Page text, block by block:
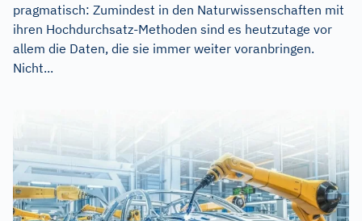
pragmatisch: Zumindest in den Naturwissenschaften mit
ihren Hochdurchsatz-Methoden sind es heutzutage vor
allem die Daten, die sie immer weiter voranbringen.
Nicht...